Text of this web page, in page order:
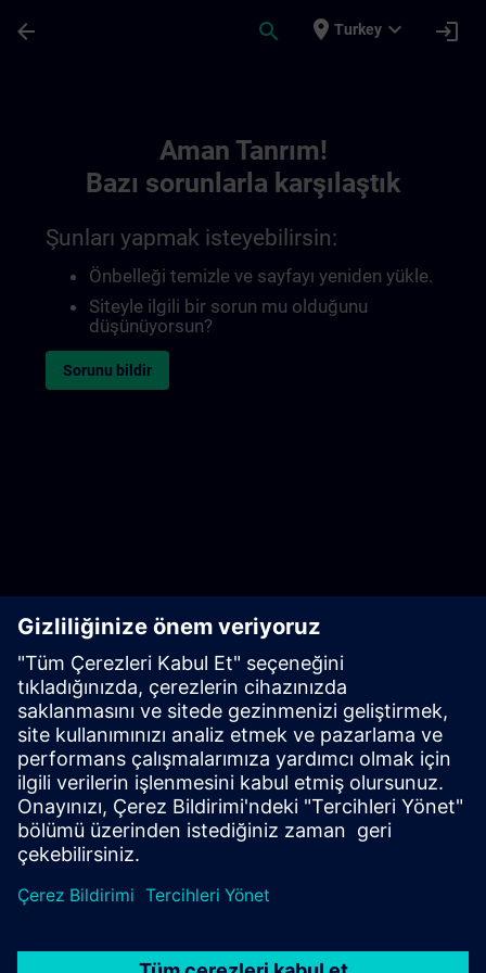
arrow_back search place Turkey expand_more login
Aman Tanrım!
Bazı sorunlarla karşılaştık
Şunları yapmak isteyebilirsin:
Önbelleği temizle ve sayfayı yeniden yükle.
Siteyle ilgili bir sorun mu olduğunu
düşünüyorsun?
Sorunu bildir